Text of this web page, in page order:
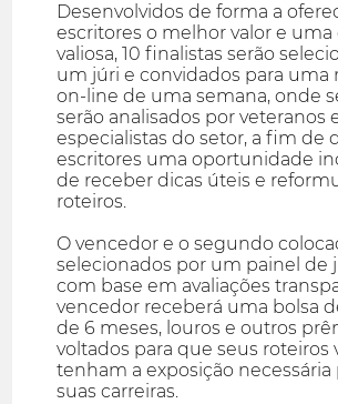
Desenvolvidos de forma a
escritores o melhor valor e uma
valiosa, 10 finalistas serão
um júri e convidados para uma
on-line de uma semana, onde
serão analisados por veteranos
especialistas do setor, a fim de
escritores uma oportunidade
de receber dicas úteis e
roteiros.
O vencedor e o segundo
selecionados por um painel de
com base em avaliações
vencedor receberá uma bolsa
de 6 meses, louros e outros
voltados para que seus roteiros
tenham a exposição necessária
suas carreiras.